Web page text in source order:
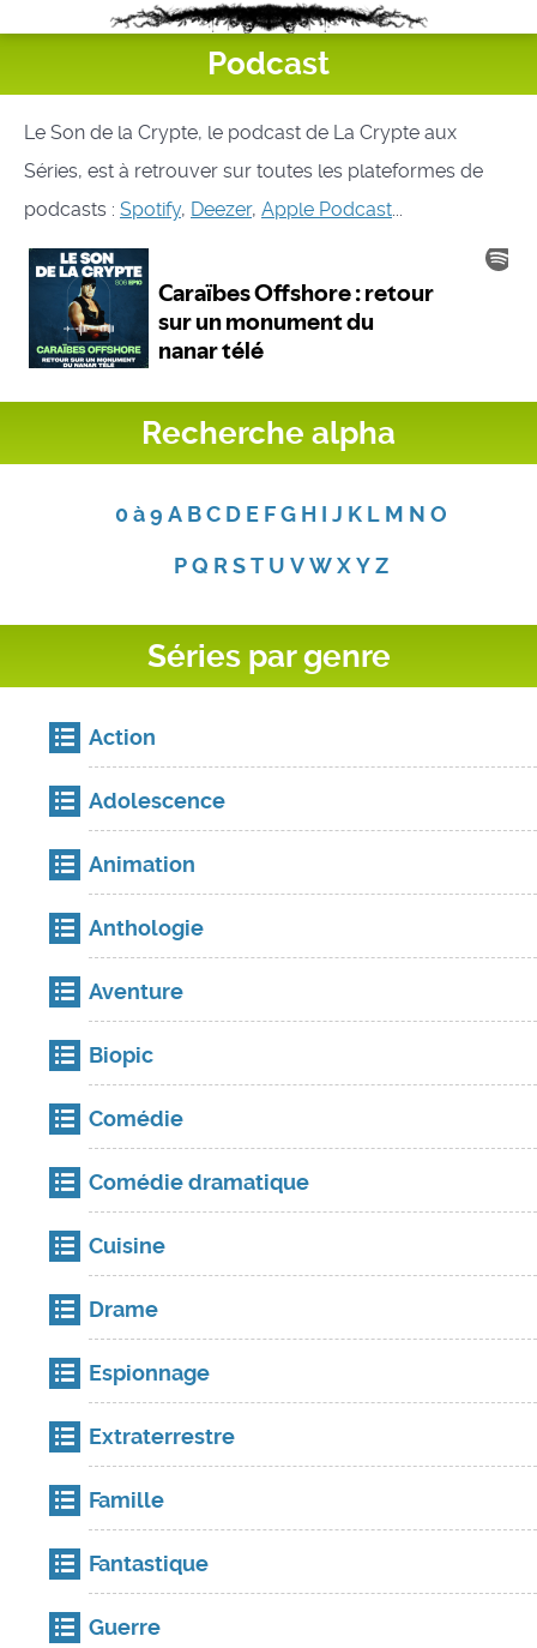
Podcast
Le Son de la Crypte, le podcast de La Crypte aux
Séries, est à retrouver sur toutes les plateformes de
podcasts : Spotify, Deezer, Apple Podcast
Recherche alpha
0 à 9 A B C D E F G H I J K L M N O
P Q R S T U V W X Y Z
Séries par genre
Action
Adolescence
Animation
Anthologie
Aventure
Biopic
Comédie
Comédie dramatique
Cuisine
Drame
Espionnage
Extraterrestre
Famille
Fantastique
Guerre